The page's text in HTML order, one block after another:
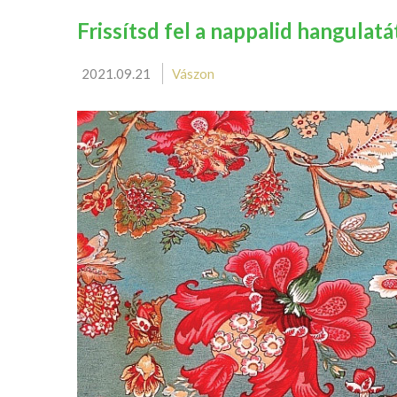
Frissítsd fel a nappalid
2021.09.21 Vászon